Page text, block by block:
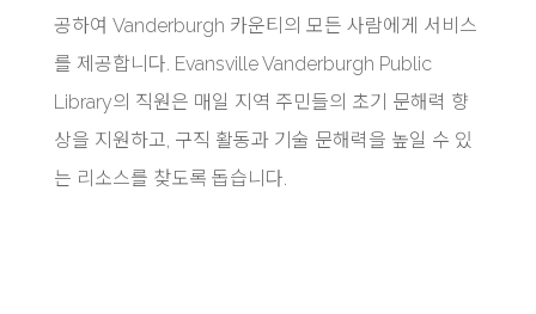
공하여 Vanderburgh 카운티의 모든 사람에게 서비스
를 제공합니다. Evansville Vanderburgh Public
Library의 직원은 매일 지역 주민들의 초기 문해력 향
상을 지원하고, 구직 활동과 기술 문해력을 높일 수 있
는 리소스를 찾도록 돕습니다.